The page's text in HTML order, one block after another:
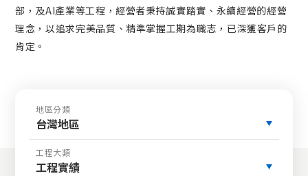
部，及AI產業等工程，經營者秉持誠實踏實、永續經營的經營
理念，以追求完美品質、精準掌握工期為職志，已深獲客戶的
肯定。
地區分類
台灣地區
工程大類
工程實績